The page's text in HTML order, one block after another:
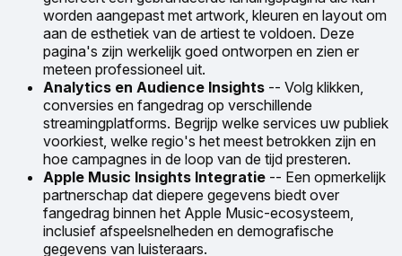
worden aangepast met artwork, kleuren en layout om
aan de esthetiek van de artiest te voldoen. Deze
pagina's zijn werkelijk goed ontworpen en zien er
meteen professioneel uit.
Analytics en Audience Insights -- Volg klikken,
conversies en fangedrag op verschillende
streamingplatforms. Begrijp welke services uw publiek
voorkiest, welke regio's het meest betrokken zijn en
hoe campagnes in de loop van de tijd presteren.
Apple Music Insights Integratie -- Een opmerkelijk
partnerschap dat diepere gegevens biedt over
fangedrag binnen het Apple Music-ecosysteem,
inclusief afspeelsnelheden en demografische
gegevens van luisteraars.